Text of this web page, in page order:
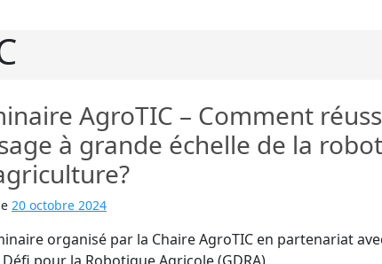
AgroTIC – Comment
à grande échelle de la
20 octobre 2024
organisé par la Chaire AgroTIC en partenariat